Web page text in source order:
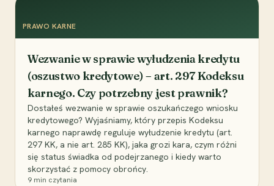
PRAWO KARNE
Wezwanie w sprawie wyłudzenia kredytu
(oszustwo kredytowe) – art. 297 Kodeksu
karnego. Czy potrzebny jest prawnik?
Dostałeś wezwanie w sprawie oszukańczego wniosku
kredytowego? Wyjaśniamy, który przepis Kodeksu
karnego naprawdę reguluje wyłudzenie kredytu (art.
297 KK, a nie art. 285 KK), jaka grozi kara, czym różni
się status świadka od podejrzanego i kiedy warto
skorzystać z pomocy obrońcy.
9 min czytania